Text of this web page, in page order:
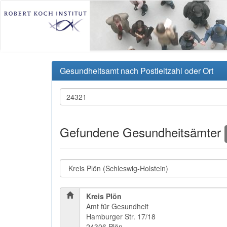
Gesundheitsamt nach Postleitzahl oder Ort
Gefundene Gesundheitsämter
Kreis Plön
Amt für Gesundheit
Hamburger Str. 17/18